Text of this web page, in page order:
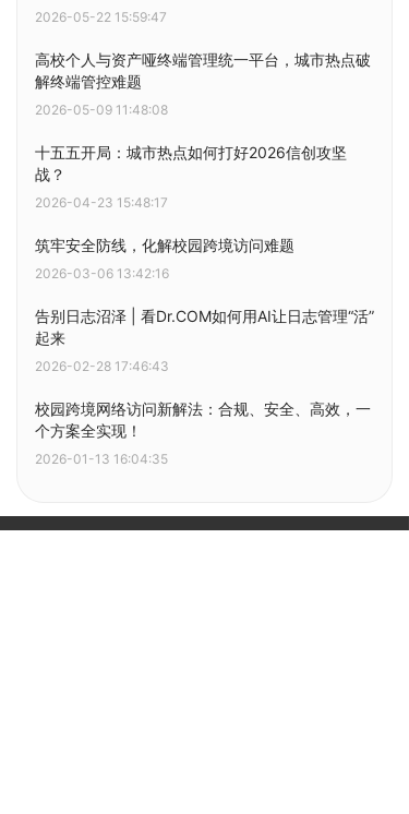
2026-05-22 15:59:47
高校个人与资产哑终端管理统一平台，城市热点破
解终端管控难题
2026-05-09 11:48:08
十五五开局：城市热点如何打好2026信创攻坚
战？
2026-04-23 15:48:17
筑牢安全防线，化解校园跨境访问难题
2026-03-06 13:42:16
告别日志沼泽 | 看Dr.COM如何用AI让日志管理“活”
起来
2026-02-28 17:46:43
校园跨境网络访问新解法：合规、安全、高效，一
个方案全实现！
2026-01-13 16:04:35